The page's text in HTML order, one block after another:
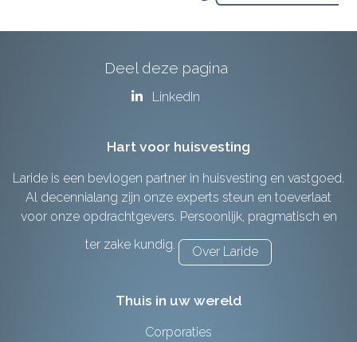
Deel deze pagina
LinkedIn
Hart voor huisvesting
Laride is een bevlogen partner in huisvesting en vastgoed.
Al decennialang zijn onze experts steun en toeverlaat
voor onze opdrachtgevers. Persoonlijk, pragmatisch en
ter zake kundig.
Over Laride
Thuis in uw wereld
Corporaties